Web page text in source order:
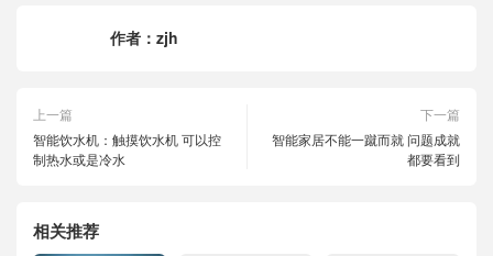
作者： zjh
上一篇
智能饮水机：触摸饮水机 可以控
制热水或是冷水
下一篇
智能家居不能一蹴而就 问题成就
都要看到
相关推荐